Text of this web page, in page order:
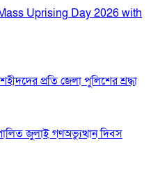
Uprising Day 2026 with
প্রতি জেলা পুলিশের শ্রদ্ধা
জুলাই গণঅভ্যুত্থান দিবস